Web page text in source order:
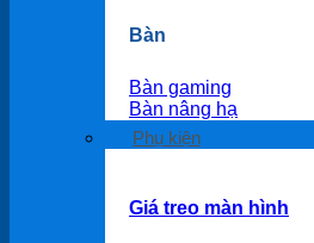
Bàn
Bàn gaming
Bàn nâng hạ
Phụ kiện
Giá treo màn hình